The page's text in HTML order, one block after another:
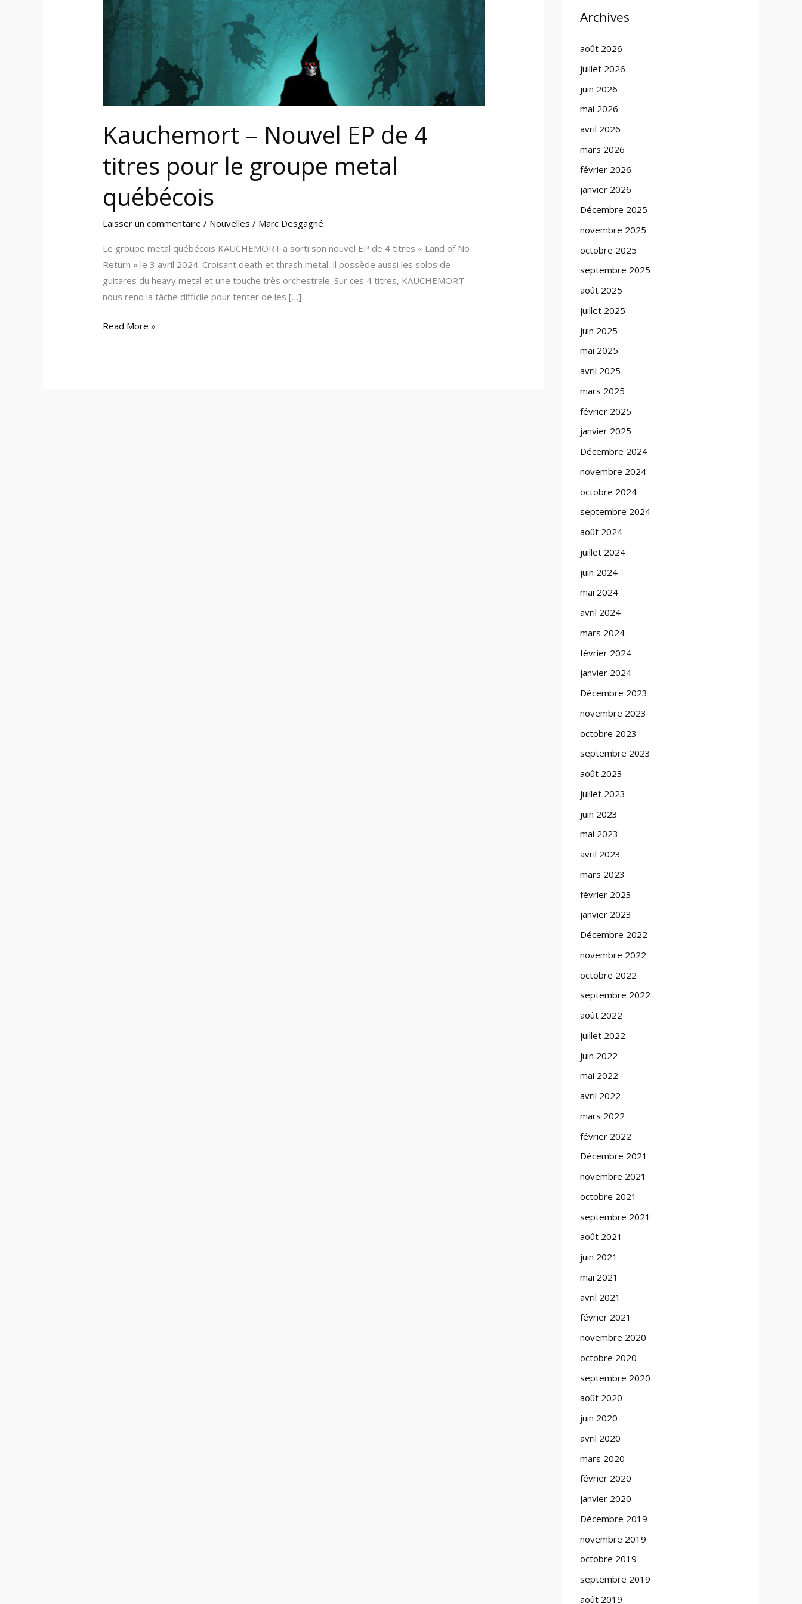
Kauchemort – Nouvel EP de 4
titres pour le groupe metal
québécois
Laisser un commentaire / Nouvelles / Marc Desgagné
Le groupe metal québécois KAUCHEMORT a sorti son nouvel EP de 4 titres « Land of No
Return » le 3 avril 2024. Croisant death et thrash metal, il possède aussi les solos de
guitares du heavy metal et une touche très orchestrale. Sur ces 4 titres, KAUCHEMORT
nous rend la tâche difficile pour tenter de les […]
groupe
metal
Read More »
Archives
août 2026
juillet 2026
juin 2026
mai 2026
avril 2026
mars 2026
février 2026
janvier 2026
Décembre 2025
novembre 2025
octobre 2025
septembre 2025
août 2025
juillet 2025
juin 2025
mai 2025
avril 2025
mars 2025
février 2025
janvier 2025
Décembre 2024
novembre 2024
octobre 2024
septembre 2024
août 2024
juillet 2024
juin 2024
mai 2024
avril 2024
mars 2024
février 2024
janvier 2024
Décembre 2023
novembre 2023
octobre 2023
septembre 2023
août 2023
juillet 2023
juin 2023
mai 2023
avril 2023
mars 2023
février 2023
janvier 2023
Décembre 2022
novembre 2022
octobre 2022
septembre 2022
août 2022
juillet 2022
juin 2022
mai 2022
avril 2022
mars 2022
février 2022
Décembre 2021
novembre 2021
octobre 2021
septembre 2021
août 2021
juin 2021
mai 2021
avril 2021
février 2021
novembre 2020
octobre 2020
septembre 2020
août 2020
juin 2020
avril 2020
mars 2020
février 2020
janvier 2020
Décembre 2019
novembre 2019
octobre 2019
septembre 2019
août 2019